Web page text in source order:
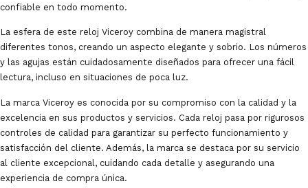
confiable en todo momento.
La esfera de este reloj Viceroy combina de manera magistral
diferentes tonos, creando un aspecto elegante y sobrio. Los números
y las agujas están cuidadosamente diseñados para ofrecer una fácil
lectura, incluso en situaciones de poca luz.
La marca Viceroy es conocida por su compromiso con la calidad y la
excelencia en sus productos y servicios. Cada reloj pasa por rigurosos
controles de calidad para garantizar su perfecto funcionamiento y
satisfacción del cliente. Además, la marca se destaca por su servicio
al cliente excepcional, cuidando cada detalle y asegurando una
experiencia de compra única.